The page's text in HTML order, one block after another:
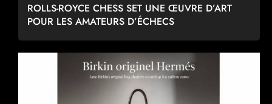
ROLLS-ROYCE CHESS SET UNE ŒUVRE D’ART
POUR LES AMATEURS D’ÉCHECS